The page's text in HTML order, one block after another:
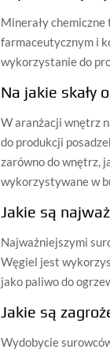
Minerały
farmaceutycznym i
wykorzystanie do
Na jakie skały
W aranżacji wnętrz
do produkcji
zarówno do wnętrz,
wykorzystywane w
Jakie są
Najważniejszymi
Węgiel jest
jako paliwo do
Jakie są
Wydobycie